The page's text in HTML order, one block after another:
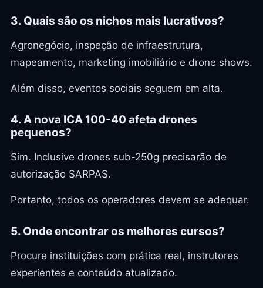
3. Quais são os nichos mais lucrativos?
Agronegócio, inspeção de infraestrutura,
mapeamento, marketing imobiliário e drone shows.
Além disso, eventos sociais seguem em alta.
4. A nova ICA 100-40 afeta drones
pequenos?
Sim. Inclusive drones sub-250g precisarão de
autorização SARPAS.
Portanto, todos os operadores devem se adequar.
5. Onde encontrar os melhores cursos?
Procure instituições com prática real, instrutores
experientes e conteúdo atualizado.